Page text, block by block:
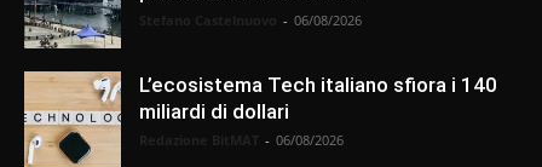
- 06/08/2026
L’ecosistema Tech italiano sfiora i 140
miliardi di dollari
- 06/08/2026